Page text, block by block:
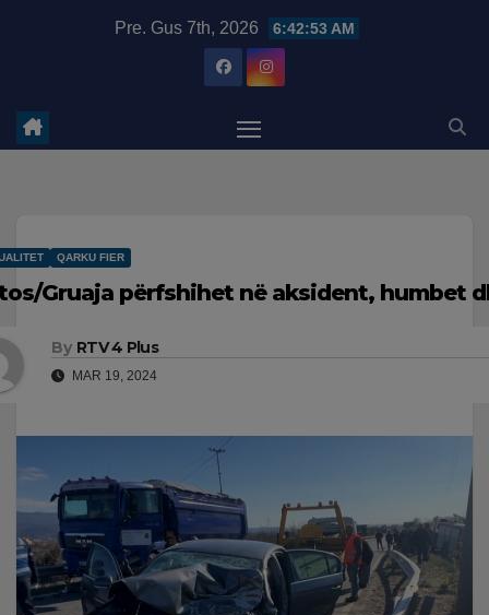
Pre. Gus 7th, 2026 6:42:54 AM
QARKU FIER
Gruaja përfshihet në aksident, humbet
By RTV 4 Plus
MAR 19, 2024